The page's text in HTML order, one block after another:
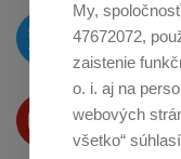
O novinkách
na
Produkty
na
My,
47672072,
zaistenie
o. i. aj na
webových
všetko“